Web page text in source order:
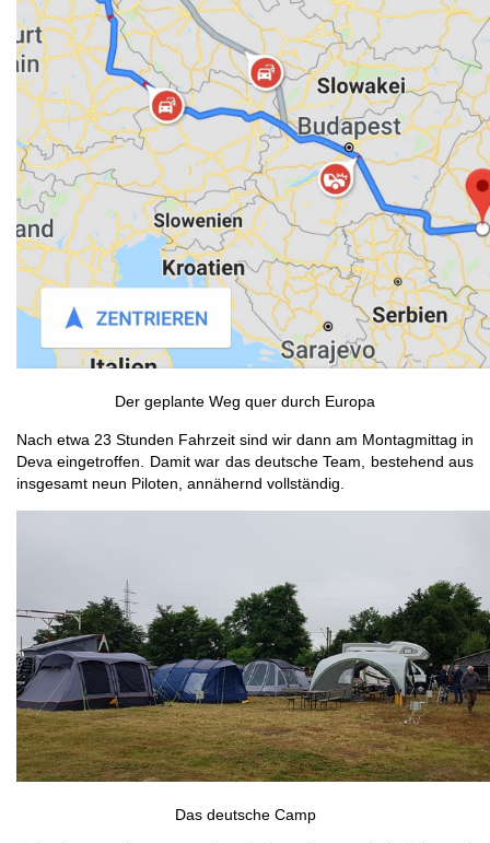
Der geplante Weg quer durch Europa
Nach etwa 23 Stunden Fahrzeit sind wir dann am Montagmittag in
Deva eingetroffen. Damit war das deutsche Team, bestehend aus
insgesamt neun Piloten, annähernd vollständig.
Das deutsche Camp